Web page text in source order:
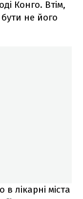
Конго. Втім,
не його
лікарні міста